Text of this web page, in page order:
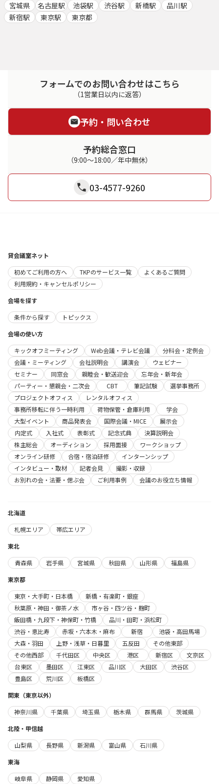
宮城県
名古屋駅 池袋駅 渋谷駅 新橋駅
品川駅
新宿駅
東京駅 東京都
フォームでのお問い合わせはこちら
（1営業日以内に返答）
予約・問い合わせ
予約総合窓口
（9:00～18:00／年中無休）
03-4577-9260
貸会議室ネット
初めてご利用の方へ
TKPのサービス一覧
よくあるご質問
利用規約・キャンセルポリシー
会場を探す
条件から探す
トピックス
会場の使い方
キックオフミーティング
Web会議・テレビ会議
分科会・定例会
会議・ミーティング
会社説明会 講演会
ウェビナー
セミナー
同窓会 親睦会・歓送迎会
忘年会・新年会
パーティー・懇親会・二次会
CBT 筆記試験
選挙事務所
プロジェクトオフィス
レンタルオフィス
事務所移転に伴う一時利用
荷物保管・倉庫利用
学会
大型イベント
商品発表会 国際会議・MICE
展示会
内定式
入社式 表彰式 記念式典
決算説明会
株主総会
オーディション 採用面接
ワークショップ
オンライン研修
合宿・宿泊研修
インターンシップ
インタビュー・取材
記者会見
撮影・収録
お別れの会・法要・偲ぶ会
ご利用事例 会議のお役立ち情報
北海道
札幌エリア
帯広エリア
東北
青森県
岩手県 宮城県 秋田県 山形県
福島県
東京都
東京・大手町・日本橋
新橋・有楽町・銀座
秋葉原・神田・御茶ノ水
市ヶ谷・四ツ谷・麹町
飯田橋・九段下・神保町・竹橋
品川・田町・浜松町
渋谷・恵比寿
赤坂・六本木・麻布 新宿
池袋・高田馬場
大森・羽田
上野・浅草・日暮里 五反田
その他東部
その他西部
千代田区 中央区 港区 新宿区
文京区
台東区
墨田区 江東区 品川区 大田区
渋谷区
豊島区
荒川区
板橋区
関東（東京以外）
神奈川県
千葉県 埼玉県 栃木県 群馬県
茨城県
北陸・甲信越
山梨県
長野県 新潟県 富山県
石川県
東海
岐阜県
静岡県
愛知県